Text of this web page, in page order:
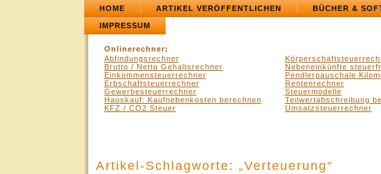
HOME ARTIKEL VERÖFFENTLICHEN BÜCHER &
IMPRESSUM
Onlinerechner:
Abfindungsrechner
Brutto / Netto Gehaltsrechner
Einkommensteuerrechner
Erbschaftsteuerrechner
Gewerbesteuerrechner
Hauskauf: Kaufnebenkosten berechnen
KFZ / CO2 Steuer
Nebeneinkünfte
Pendlerpauschale
Rentenrechner
Steuermodelle
Teilwertabschreibung
Umsatzsteuerrechner
Artikel-Schlagworte: „Verteuerung“